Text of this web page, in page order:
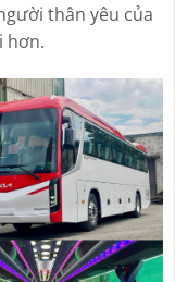
thân yêu của
hơn.